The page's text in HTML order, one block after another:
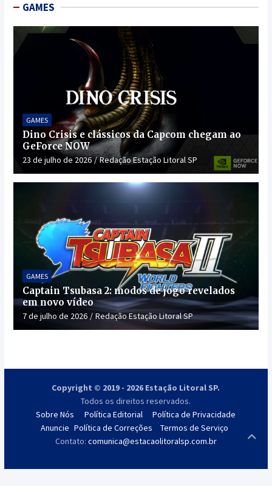
GAMES
GAMES
Dino Crisis e clássicos da Capcom chegam ao
GeForce NOW
23 de julho de 2026 Redação Estação Litoral SP
GAMES
Captain Tsubasa 2: modos de jogo revelados
em novo vídeo
7 de julho de 2026 Redação Estação Litoral SP
Copyright © 2019 - 2026 Estação Litoral SP.
Todos os direitos reservados.
Sobre Nós
Anuncie
Política Editorial
Política de Correções
Política de Privacidade
Termos de Serviço
Contato: comunica@estacaolitoralsp.com.br